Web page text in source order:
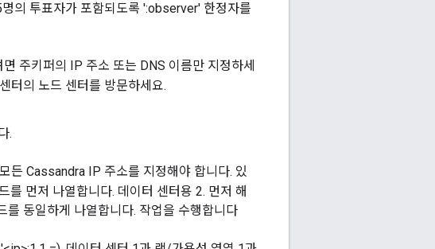
의 투표자가 포함되도록 ':observer' 한정자를
주키퍼의 IP 주소 또는 DNS 이름만 지정하세
터의 노드 센터를 방문하세요.
.
든 Cassandra IP 주소를 지정해야 합니다. 있
먼저 나열합니다. 데이터 센터용 2. 먼저 해
동일하게 나열합니다. 작업을 수행합니다